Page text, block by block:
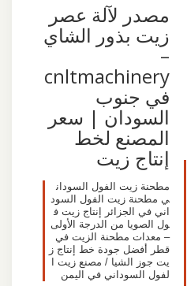
مصدر لآلة عصر
زيت بذور الشاي
cnltmachinery
في جنوب
السودان | سعر
المصنع لخط
إنتاج زيت
مطحنة زيت الفول السودان
ي مطحنة زيت الفول السود
اني في الجزائر إنتاج زيت ف
ول الصويا من الدرجة الأولى
– معدات مطحنة الزيت في
قطر أفضل جودة خط إنتاج ز
يت جوز الشيا / مصنع زيت ا
لفول السوداني في اليمن